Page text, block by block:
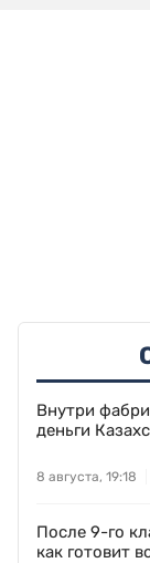
Внутри
деньги
8 августа, 19:18
После 9-го
как готовит